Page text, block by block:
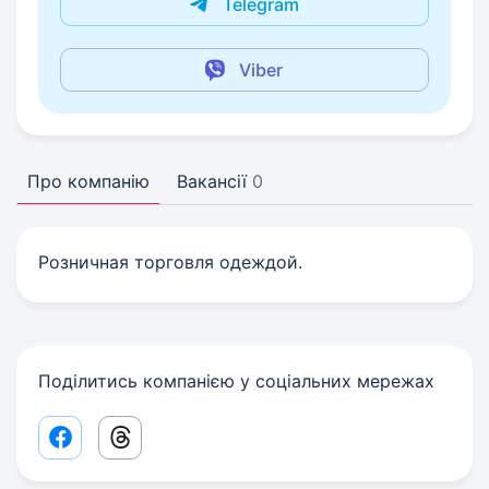
Telegram
Viber
Про компанію Вакансії 0
Розничная торговля одеждой.
Поділитись компанією у соціальних мережах
Facebook share link
Threads share link